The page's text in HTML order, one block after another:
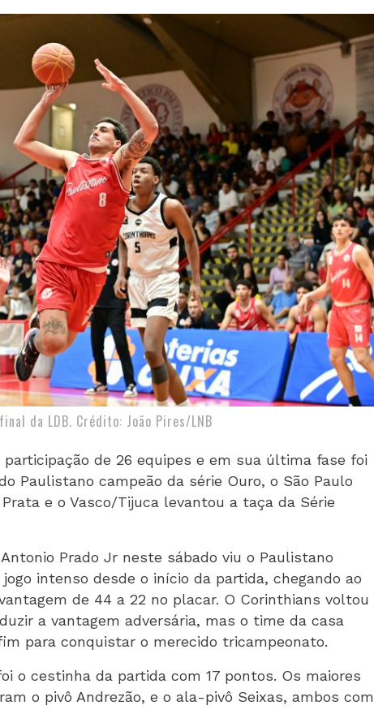
da LDB. Crédito: João Pires/LNB
de 26 equipes e em sua última fase foi
Paulistano campeão da série Ouro, o São Paulo
e o Vasco/Tijuca levantou a taça da Série
Prado Jr neste sábado viu o Paulistano
intenso desde o início da partida, chegando ao
de 44 a 22 no placar. O Corinthians voltou
a vantagem adversária, mas o time da casa
para conquistar o merecido tricampeonato.
o cestinha da partida com 17 pontos. Os maiores
o pivô Andrezão, e o ala-pivô Seixas, ambos com